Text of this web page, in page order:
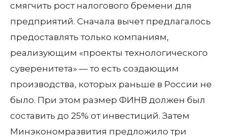
смягчить рост налогового бремени для
предприятий. Сначала вычет предлагалось
предоставлять только компаниям,
реализующим «проекты технологического
суверенитета» — то есть создающим
производства, которых раньше в России не
было. При этом размер ФИНВ должен был
составить до 25% от инвестиций. Затем
Минэкономразвития предложило три